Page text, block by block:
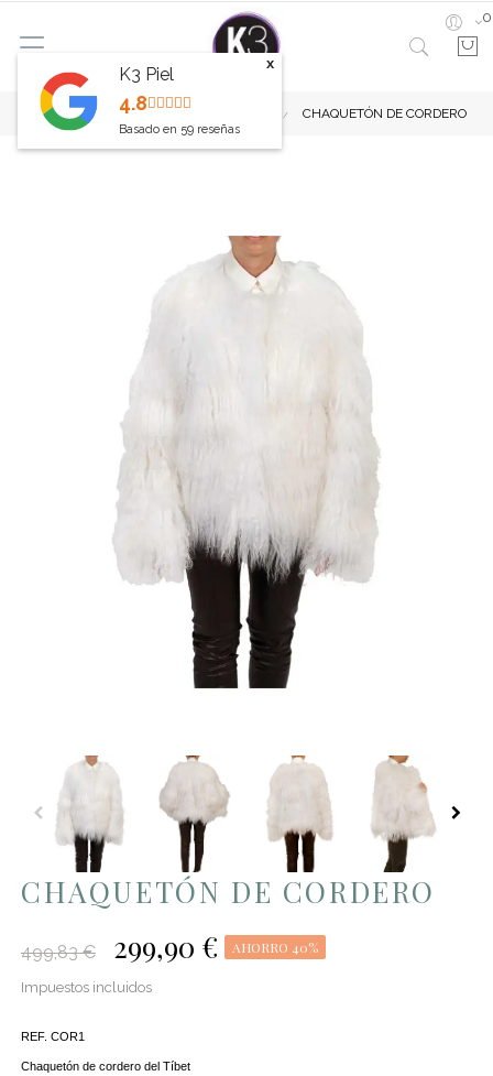
0
Inicio Abrigos de piel CHAQUETÓN DE CORDERO
CHAQUETÓN DE CORDERO
499,83 € 299,90 € AHORRO 40%
Impuestos incluidos
REF. COR1
Chaquetón de cordero del Tíbet
K3 Piel
4.8
Basado en 59reseñas
x